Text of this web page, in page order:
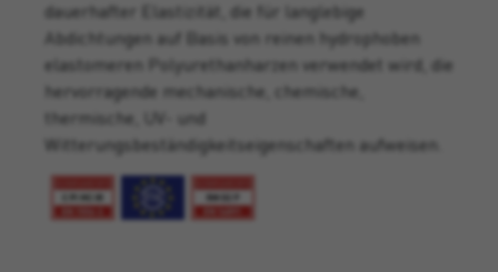
dauerhafter Elastizität, die für langlebige
Abdichtungen auf Basis von reinen hydrophoben
elastomeren Polyurethanharzen verwendet wird, die
hervorragende mechanische, chemische,
thermische, UV- und
Witterungsbeständigkeitseigenschaften aufweisen.